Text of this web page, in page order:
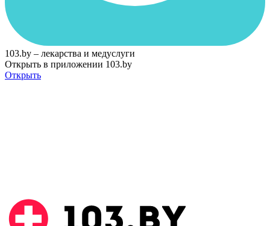
103.by – лекарства и медуслуги
Открыть в приложении 103.by
Открыть